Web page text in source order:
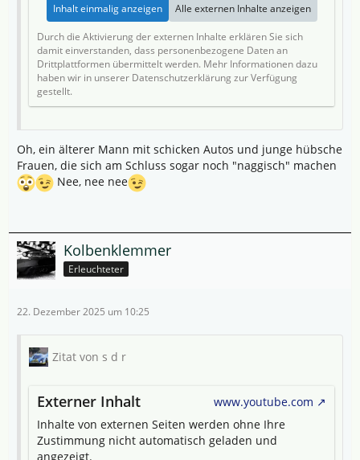
Inhalt einmalig anzeigen Alle externen Inhalte anzeigen
Durch die Aktivierung der externen Inhalte erklären Sie sich
damit einverstanden, dass personenbezogene Daten an
Drittplattformen übermittelt werden. Mehr Informationen dazu
haben wir in unserer Datenschutzerklärung zur Verfügung
gestellt.
Oh, ein älterer Mann mit schicken Autos und junge hübsche
Frauen, die sich am Schluss sogar noch "naggisch" machen
Nee, nee nee
Kolbenklemmer
Erleuchteter
22. Dezember 2025 um 10:25
Zitat von s d r
Externer Inhalt
www.youtube.com
Inhalte von externen Seiten werden ohne Ihre
Zustimmung nicht automatisch geladen und
angezeigt.